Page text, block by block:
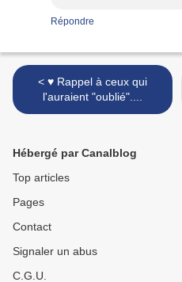
Répondre
< ♥ Rappel à ceux qui
l'auraient "oublié"....
Hébergé par Canalblog
Top articles
Pages
Contact
Signaler un abus
C.G.U.